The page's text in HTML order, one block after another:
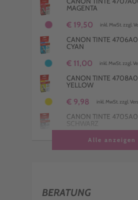
MAGENTA
€ 19,50 inkl. MwSt. zzgl.
CANON TINTE
CYAN
€ 11,00 inkl. MwSt. zzgl.
CANON TINTE
YELLOW
€ 9,98 inkl. MwSt. zzgl.
CANON TINTE
SCHWARZ
€ 9,98 inkl. MwSt. zzgl.
Alle anzeigen
BERATUNG